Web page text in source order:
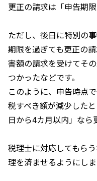
更正の請求は「申告期
ただし、後日に特別の
期限を過ぎても更正の
害額の請求を受けてそ
つかったなどです。
このように、申告時点
税すべき額が減少した
日から4カ月以内」なら
税理士に対応してもら
理を済ませるようにしま